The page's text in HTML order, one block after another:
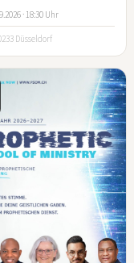
· 18:30 Uhr
Düsseldorf